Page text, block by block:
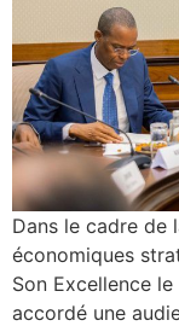
Dans le cadre de
économiques
Son Excellence le
accordé une